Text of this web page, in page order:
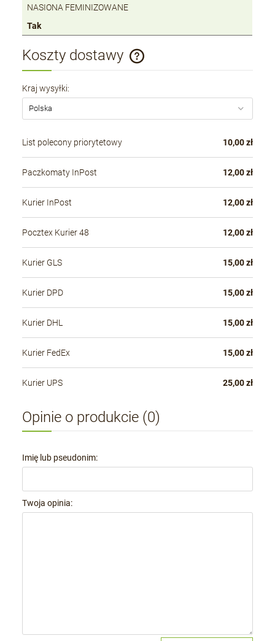
NASIONA FEMINIZOWANE
Tak
Koszty dostawy
Cena nie zawiera ewentualnych kosztów płatności
Kraj wysyłki:
List polecony priorytetowy 10,00 zł
Paczkomaty InPost 12,00 zł
Kurier InPost 12,00 zł
Pocztex Kurier 48 12,00 zł
Kurier GLS 15,00 zł
Kurier DPD 15,00 zł
Kurier DHL 15,00 zł
Kurier FedEx 15,00 zł
Kurier UPS 25,00 zł
Opinie o produkcie (0)
Imię lub pseudonim:
Twoja opinia: